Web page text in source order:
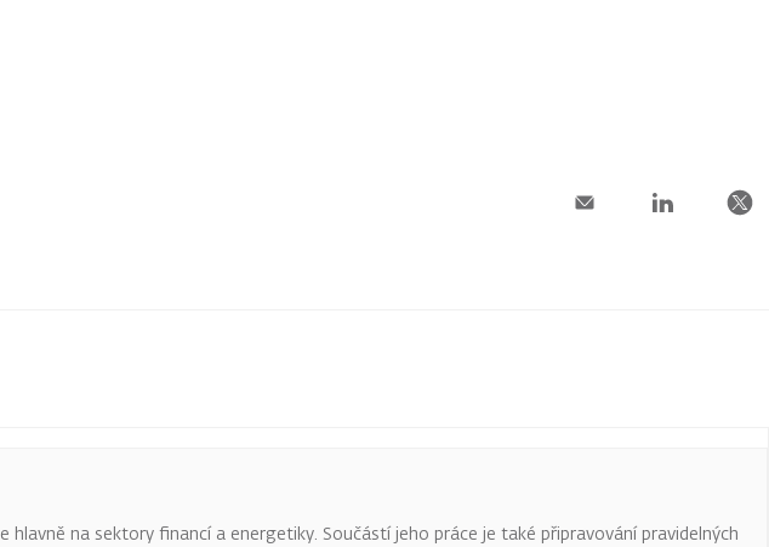
na sektory financí a energetiky. Součástí jeho práce je také připravování pravidelných